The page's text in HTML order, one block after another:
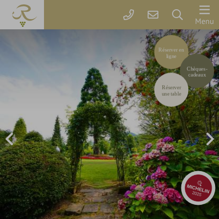
Menu
Réserver en
ligne
Chèques-
cadeaux
Réserver
une table
Le
Rebstock
Photos
Vidéos
Chambres
&
Prix